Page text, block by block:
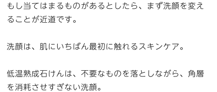
もし当てはまるものがあるとしたら、まず洗顔を変え
ることが近道です。
洗顔は、肌にいちばん最初に触れるスキンケア。
低温熟成石けんは、不要なものを落としながら、角層
を消耗させすぎない洗顔。